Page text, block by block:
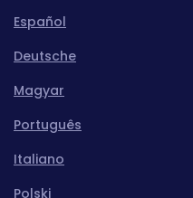
Español
Deutsche
Magyar
Português
Italiano
Polski